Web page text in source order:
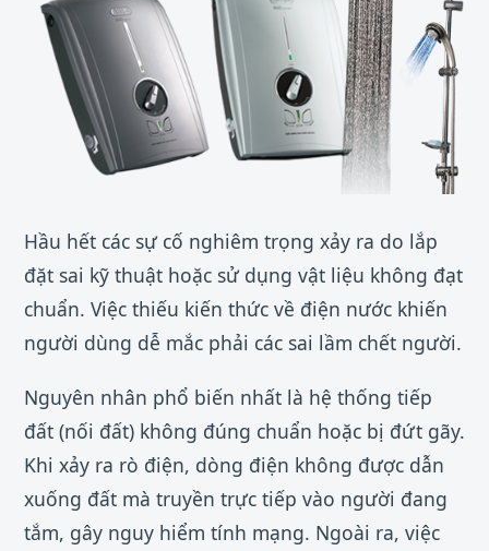
Hầu hết các sự cố nghiêm trọng xảy ra do lắp
đặt sai kỹ thuật hoặc sử dụng vật liệu không đạt
chuẩn. Việc thiếu kiến thức về điện nước khiến
người dùng dễ mắc phải các sai lầm chết người.
Nguyên nhân phổ biến nhất là hệ thống tiếp
đất (nối đất) không đúng chuẩn hoặc bị đứt gãy.
Khi xảy ra rò điện, dòng điện không được dẫn
xuống đất mà truyền trực tiếp vào người đang
tắm, gây nguy hiểm tính mạng. Ngoài ra, việc